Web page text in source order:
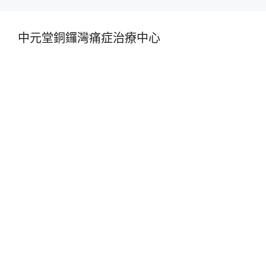
中元堂銅鑼灣痛症治療中心